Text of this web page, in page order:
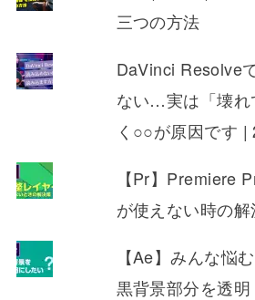
三つの方法
DaVinci Resolve
ない…実は「壊れ
く○○が原因です |
【Pr】Premiere
が使えない時の
【Ae】みんな悩
黒背景部分を透